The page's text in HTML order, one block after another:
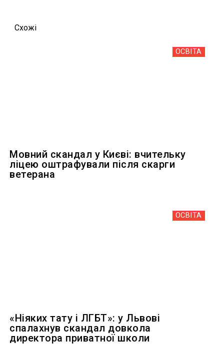
Схожi
ОСВІТА
Мовний скандал у Києві: вчительку
ліцею оштрафували після скарги
ветерана
ОСВІТА
«Ніяких тату і ЛГБТ»: у Львові
спалахнув скандал довкола
директора приватної школи